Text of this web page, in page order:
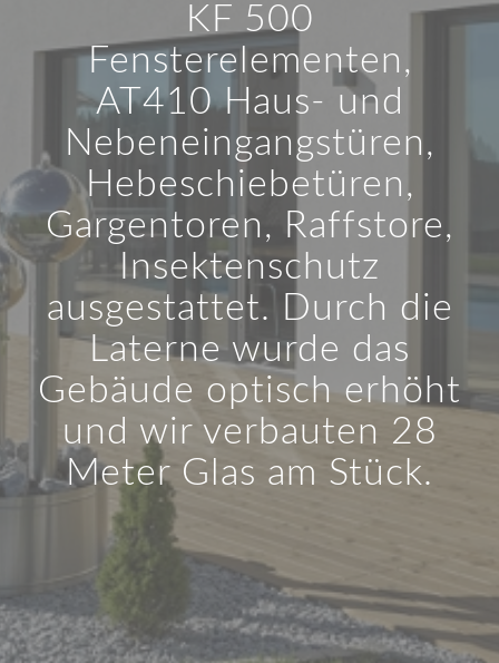
KF 500
Fensterelementen,
AT410 Haus- und
Nebeneingangstüren,
Hebeschiebetüren,
Gargentoren, Raffstore,
Insektenschutz
ausgestattet. Durch die
Laterne wurde das
Gebäude optisch erhöht
und wir verbauten 28
Meter Glas am Stück.